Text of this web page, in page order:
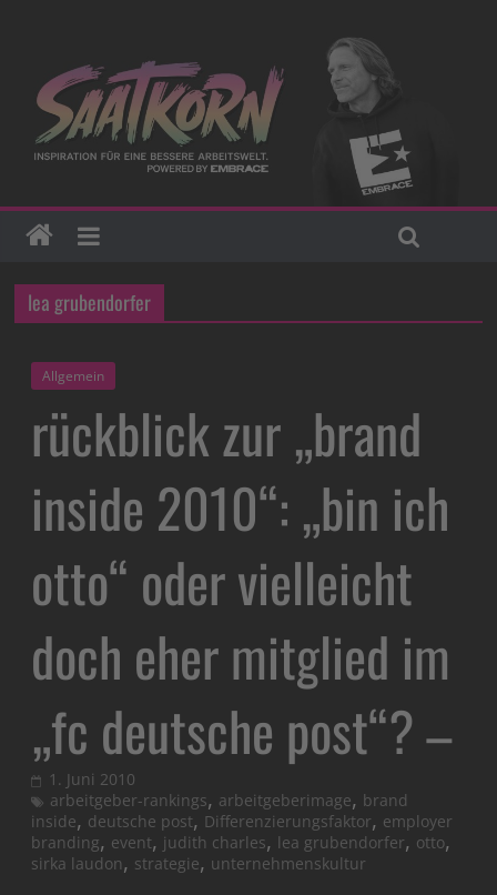
lea grubendorfer
Allgemein
rückblick zur „brand
inside 2010“: „bin ich
otto“ oder vielleicht
doch eher mitglied im
„fc deutsche post“? –
1. Juni 2010
arbeitgeber-rankings, arbeitgeberimage, brand
inside, deutsche post, Differenzierungsfaktor, employer
branding, event, judith charles, lea grubendorfer, otto,
sirka laudon, strategie, unternehmenskultur